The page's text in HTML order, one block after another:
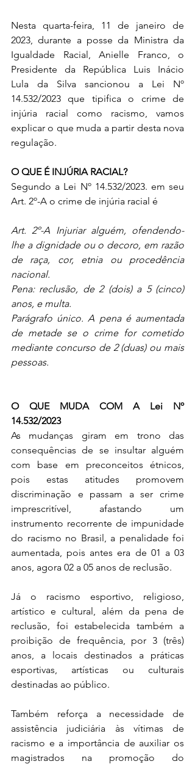
Nesta quarta-feira, 11 de janeiro de
2023, durante a posse da Ministra da
Igualdade Racial, Anielle Franco, o
Presidente da República Luis Inácio
Lula da Silva sancionou a Lei Nº
14.532/2023 que tipifica o crime de
injúria racial como racismo, vamos
explicar o que muda a partir desta nova
regulação.
O QUE É INJÚRIA RACIAL?
Segundo a Lei Nº 14.532/2023. em seu
Art. 2º-A o crime de injúria racial é
Art. 2º-A Injuriar alguém, ofendendo-
lhe a dignidade ou o decoro, em razão
de raça, cor, etnia ou procedência
nacional.
Pena: reclusão, de 2 (dois) a 5 (cinco)
anos, e multa.
Parágrafo único. A pena é aumentada
de metade se o crime for cometido
mediante concurso de 2 (duas) ou mais
pessoas.
O QUE MUDA COM A Lei Nº
14.532/2023
As mudanças giram em trono das
consequências de se insultar alguém
com base em preconceitos étnicos,
pois estas atitudes promovem
discriminação e passam a ser crime
imprescritível, afastando um
instrumento recorrente de impunidade
do racismo no Brasil, a penalidade foi
aumentada, pois antes era de 01 a 03
anos, agora 02 a 05 anos de reclusão.
Já o racismo esportivo, religioso,
artístico e cultural, além da pena de
reclusão, foi estabelecida também a
proibição de frequência, por 3 (três)
anos, a locais destinados a práticas
esportivas, artísticas ou culturais
destinadas ao público.
Também reforça a necessidade de
assistência judiciária às vítimas de
racismo e a importância de auxiliar os
magistrados na promoção do